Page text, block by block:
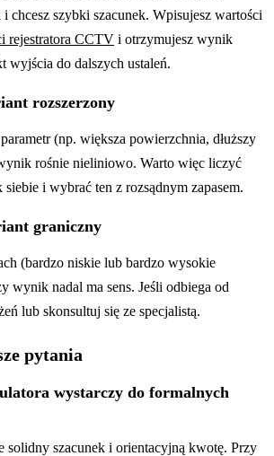
chcesz szybki szacunek. Wpisujesz wartości
rejestratora CCTV i otrzymujesz wynik
wyjścia do dalszych ustaleń.
rozszerzony
(np. większa powierzchnia, dłuższy
rośnie nieliniowo. Warto więc liczyć
i wybrać ten z rozsądnym zapasem.
graniczny
(bardzo niskie lub bardzo wysokie
wynik nadal ma sens. Jeśli odbiega od
lub skonsultuj się ze specjalistą.
pytania
wystarczy do formalnych
solidny szacunek i orientacyjną kwotę. Przy